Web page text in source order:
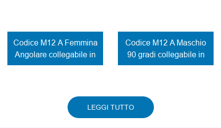
Codice M12 A Femmina
Angolare collegabile in
campo Contatti a vite
Codice M12 A Maschio
90 gradi collegabile in
campo Contatti a vite
LEGGI TUTTO